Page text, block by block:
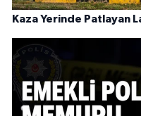
Kaza Yerinde Patlayan